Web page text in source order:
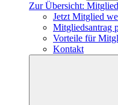
Zur Übersicht:
Jetzt Mitglied
Mitgliedsantrag
Vorteile für
Kontakt